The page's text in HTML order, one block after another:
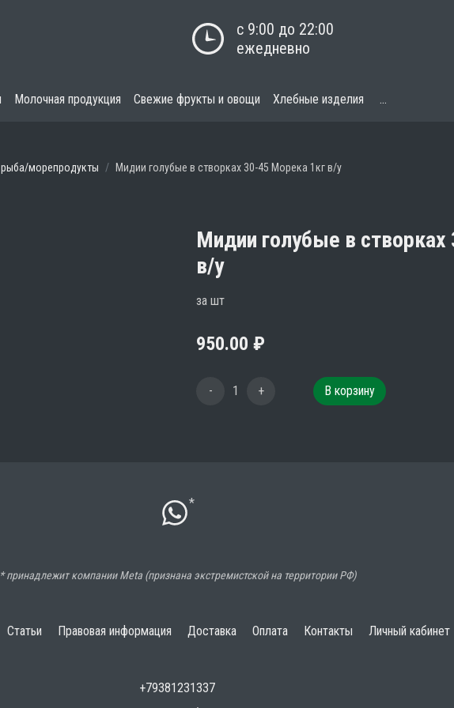
с 9:00 до 22:00
ежедневно
Молочная продукция Свежие фрукты и овощи Хлебные изделия ...
морепродукты Мидии голубые в створках 30-45 Морека 1кг в/у
Мидии голубые в
в/у
за шт
950.00 ₽
- 1 + В корзину
*
* принадлежит компании Meta (признана экстремистской на территории РФ)
Статьи Правовая информация Доставка Оплата Контакты Личный кабинет
+79381231337